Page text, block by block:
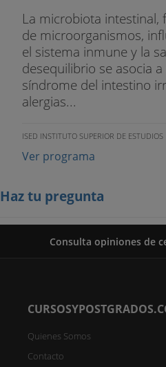
La microbiota
de microorganismos,
el sistema inmune y la
desequilibrio se asocia
síndrome del intestino
alergias...
ISED INSTITUTO SUPERIOR DE ESTUDIOS
Ver programa
Haz tu pregunta
Consulta opiniones de
Quienes Somos
Contacto